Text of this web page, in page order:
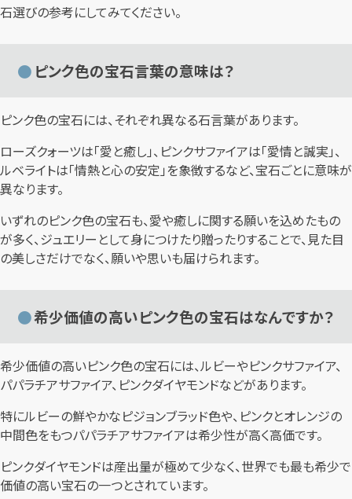
石選びの参考にしてみてください。
ピンク色の宝石言葉の意味は？
ピンク色の宝石には、それぞれ異なる石言葉があります。
ローズクォーツは「愛と癒し」、ピンクサファイアは「愛情と誠実」、
ルベライトは「情熱と心の安定」を象徴するなど、宝石ごとに意味が
異なります。
いずれのピンク色の宝石も、愛や癒しに関する願いを込めたもの
が多く、ジュエリーとして身につけたり贈ったりすることで、見た目
の美しさだけでなく、願いや思いも届けられます。
希少価値の高いピンク色の宝石はなんですか？
希少価値の高いピンク色の宝石には、ルビーやピンクサファイア、
パパラチアサファイア、ピンクダイヤモンドなどがあります。
特にルビーの鮮やかなピジョンブラッド色や、ピンクとオレンジの
中間色をもつパパラチアサファイアは希少性が高く高価です。
ピンクダイヤモンドは産出量が極めて少なく、世界でも最も希少で
価値の高い宝石の一つとされています。